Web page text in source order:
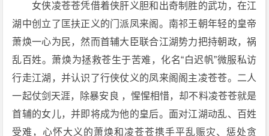
装]
4
K
下
载
女侠凌苍苍凭借着侠肝义胆和出奇制胜的武功，在江
湖中创立了匡扶正义的门派凤来阁。南祁王朝年轻的皇帝
萧焕一心为民，然而首辅大臣联合江湖势力把持朝政，祸
乱百姓。萧焕为拯救苍生于苦难，化名“白迟帆”微服私访
行走江湖，并认识了行侠仗义的凤来阁阁主凌苍苍。二人
一起仗剑天涯，除暴安良 ，惺惺相惜，却不料凌苍苍就是
首辅的女儿，并即将成为他的皇后。面对江湖动乱、百姓
受难，心怀大义的萧焕和凌苍苍携手平乱赈灾、惩处贪